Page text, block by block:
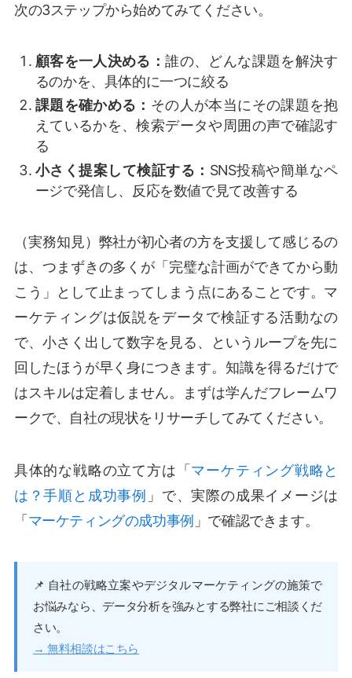
次の3ステップから始めてみてください。
顧客を一人決める：誰の、どんな課題を解決す
るのかを、具体的に一つに絞る
課題を確かめる： その人が本当にその課題を抱
えているかを、検索データや周囲の声で確認す
る
小さく提案して検証する： SNS投稿や簡単なペ
ージで発信し、反応を数値で見て改善する
（実務知見）弊社が初心者の方を支援して感じるの
は、つまずきの多くが「完璧な計画ができてから動
こう」として止まってしまう点にあることです。マ
ーケティングは仮説をデータで検証する活動なの
で、小さく出して数字を見る、というループを先に
回したほうが早く身につきます。知識を得るだけで
はスキルは定着しません。まずは学んだフレームワ
ークで、自社の現状をリサーチしてみてください。
具体的な戦略の立て方は「 マーケティング戦略と
は？手順と成功事例 」で、実際の成果イメージは
「 マーケティングの成功事例 」で確認できます。
📌 自社の戦略立案やデジタルマーケティングの施策で
お悩みなら、データ分析を強みとする弊社にご相談くだ
さい。
→ 無料相談はこちら